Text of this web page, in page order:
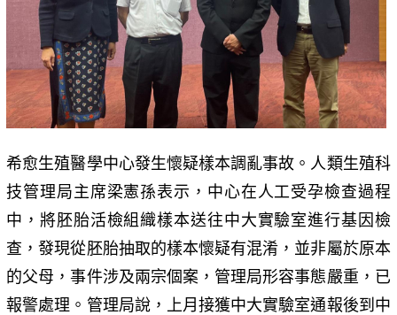
希愈生殖醫學中心發生懷疑樣本調亂事故。人類生殖科
技管理局主席梁憲孫表示，中心在人工受孕檢查過程
中，將胚胎活檢組織樣本送往中大實驗室進行基因檢
查，發現從胚胎抽取的樣本懷疑有混淆，並非屬於原本
的父母，事件涉及兩宗個案，管理局形容事態嚴重，已
報警處理。管理局說，上月接獲中大實驗室通報後到中